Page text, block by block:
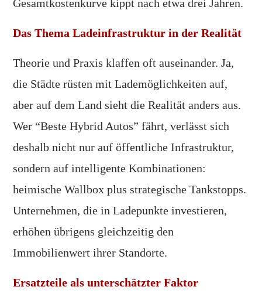
Gesamtkostenkurve kippt nach etwa drei Jahren.
Das Thema Ladeinfrastruktur in der Realität
Theorie und Praxis klaffen oft auseinander. Ja,
die Städte rüsten mit Lademöglichkeiten auf,
aber auf dem Land sieht die Realität anders aus.
Wer “Beste Hybrid Autos” fährt, verlässt sich
deshalb nicht nur auf öffentliche Infrastruktur,
sondern auf intelligente Kombinationen:
heimische Wallbox plus strategische Tankstopps.
Unternehmen, die in Ladepunkte investieren,
erhöhen übrigens gleichzeitig den
Immobilienwert ihrer Standorte.
Ersatzteile als unterschätzter Faktor